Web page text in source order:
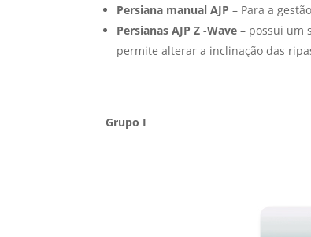
Persiana manual AJP – Para a
Persianas AJP Z -Wave – possui um
permite alterar a inclinação das
Grupo I